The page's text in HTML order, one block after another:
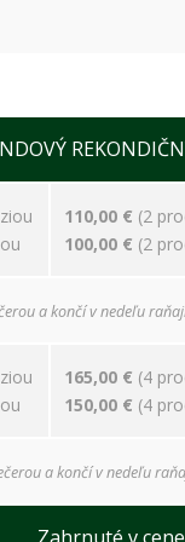
110,00 € (2
100,00 € (2
a končí v nedeľu
165,00 € (4
150,00 € (4
a končí v nedeľu